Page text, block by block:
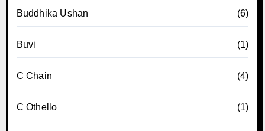
Buddhika Ushan (6)
Buvi (1)
C Chain (4)
C Othello (1)